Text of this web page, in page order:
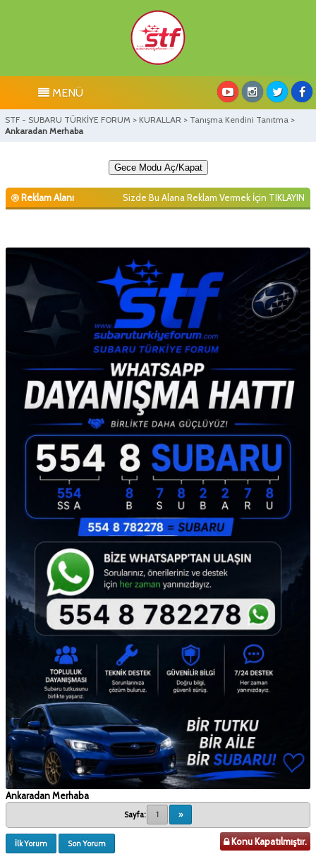
MENÜ
STF - SUBARU TÜRKİYE FORUM > KURALLAR > Tanışma Kendini Tanıtma >
Ankaradan Merhaba
Gece Modu Aç/Kapat
Reklam Alanı Sizde Bu Alana Reklam Vermek İçin TIKLAYIN
Ankaradan Merhaba
Sayfa: 1 »
İlk Yorum Son Yorum Konu Kapatılmıştır.